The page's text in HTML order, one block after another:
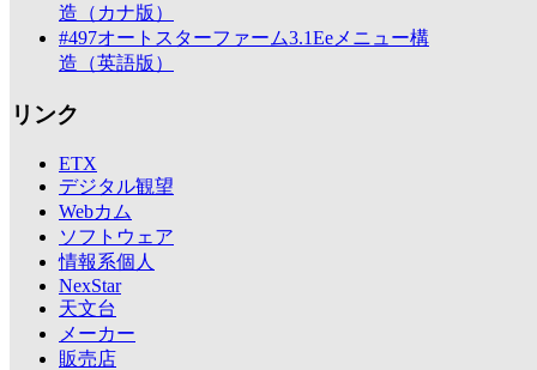
造（カナ版）
#497オートスターファーム3.1Eeメニュー構
造（英語版）
リンク
ETX
デジタル観望
Webカム
ソフトウェア
情報系個人
NexStar
天文台
メーカー
販売店